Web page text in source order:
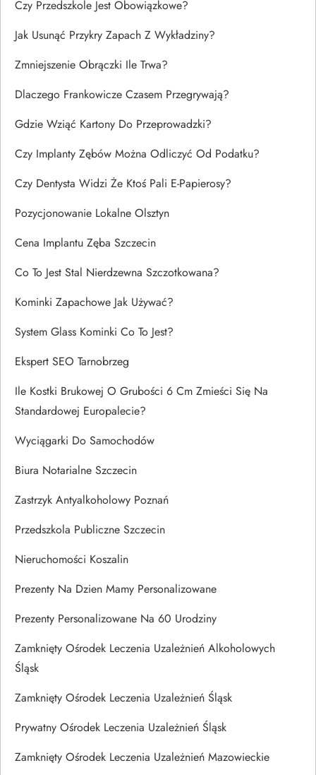
Czy Przedszkole Jest Obowiązkowe?
Jak Usunąć Przykry Zapach Z Wykładziny?
Zmniejszenie Obrączki Ile Trwa?
Dlaczego Frankowicze Czasem Przegrywają?
Gdzie Wziąć Kartony Do Przeprowadzki?
Czy Implanty Zębów Można Odliczyć Od Podatku?
Czy Dentysta Widzi Że Ktoś Pali E-Papierosy?
Pozycjonowanie Lokalne Olsztyn
Cena Implantu Zęba Szczecin
Co To Jest Stal Nierdzewna Szczotkowana?
Kominki Zapachowe Jak Używać?
System Glass Kominki Co To Jest?
Ekspert SEO Tarnobrzeg
Ile Kostki Brukowej O Grubości 6 Cm Zmieści Się Na
Standardowej Europalecie?
Wyciągarki Do Samochodów
Biura Notarialne Szczecin
Zastrzyk Antyalkoholowy Poznań
Przedszkola Publiczne Szczecin
Nieruchomości Koszalin
Prezenty Na Dzien Mamy Personalizowane
Prezenty Personalizowane Na 60 Urodziny
Zamknięty Ośrodek Leczenia Uzależnień Alkoholowych
Śląsk
Zamknięty Ośrodek Leczenia Uzależnień Śląsk
Prywatny Ośrodek Leczenia Uzależnień Śląsk
Zamknięty Ośrodek Leczenia Uzależnień Mazowieckie